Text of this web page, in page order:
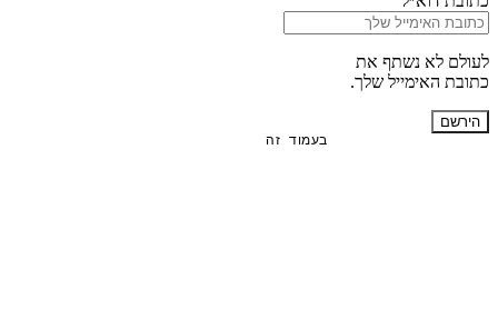
בעמוד זה
לעולם לא נשתף את
כתובת האימייל שלך.
הירשם